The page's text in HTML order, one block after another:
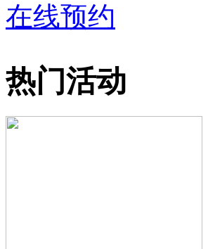
在线预约
热门活动